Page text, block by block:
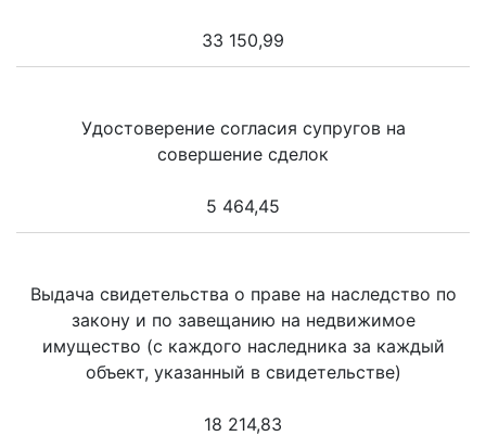
33 150,99
Удостоверение согласия супругов на
совершение сделок
5 464,45
Выдача свидетельства о праве на наследство по
закону и по завещанию на недвижимое
имущество (с каждого наследника за каждый
объект, указанный в свидетельстве)
18 214,83